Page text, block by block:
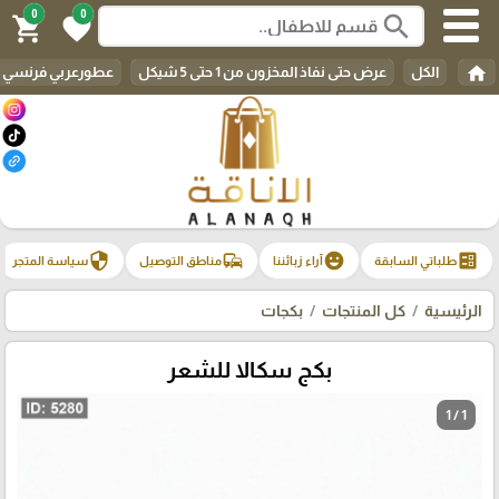
search
0
favorite
0
shopping_cart
home الكل عرض حتى نفاذ المخزون من 1 حتى 5 شيكل عطورعربي فرنسي
ballotطلباتي السابقة emoji_emotionsآراء زبائننا commuteمناطق التوصيل securityسياسة المتجر
الرئيسية كل المنتجات بكجات
بكج سكالا للشعر
1 / 1